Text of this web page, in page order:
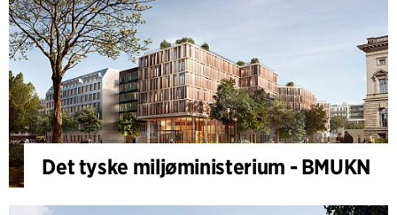
Det tyske miljøministerium - BMUKN